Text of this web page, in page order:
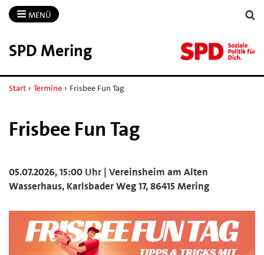
MENÜ
SPD Mering
Start › Termine › Frisbee Fun Tag
Frisbee Fun Tag
05.07.2026, 15:00 Uhr | Vereinsheim am Alten
Wasserhaus, Karlsbader Weg 17, 86415 Mering